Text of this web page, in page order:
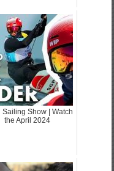
Sailing Show | Watch
the April 2024